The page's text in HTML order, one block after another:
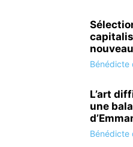
Bénédicte
L’art
une
Bénédicte